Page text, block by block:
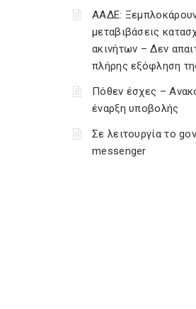
ΑΑΔΕ:
μεταβιβάσεις
ακινήτων – Δεν
πλήρης εξόφληση
Πόθεν έσχες –
έναρξη υποβολής
Σε λειτουργία το
messenger